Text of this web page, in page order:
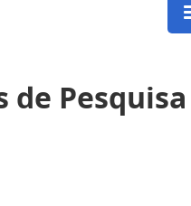
de Pesquisa